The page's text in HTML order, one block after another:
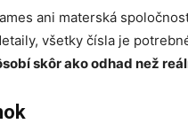
ani materská
všetky čísla je
skôr ako odhad než